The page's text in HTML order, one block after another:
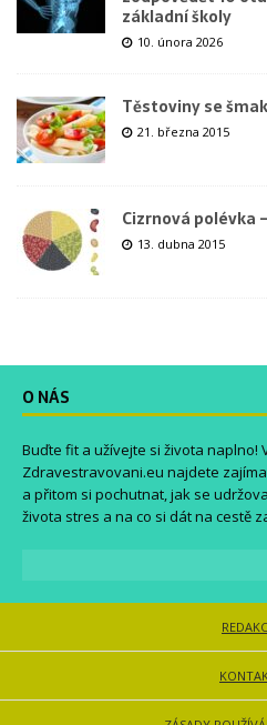
základní školy
10. února 2026
Těstoviny se
21. března 2015
Cizrnová polévka
13. dubna 2015
O NÁS
Buďte fit a užívejte si života naplno!
Zdravestravovani.eu najdete
a přitom si pochutnat, jak se
života stres a na co si dát na cestě